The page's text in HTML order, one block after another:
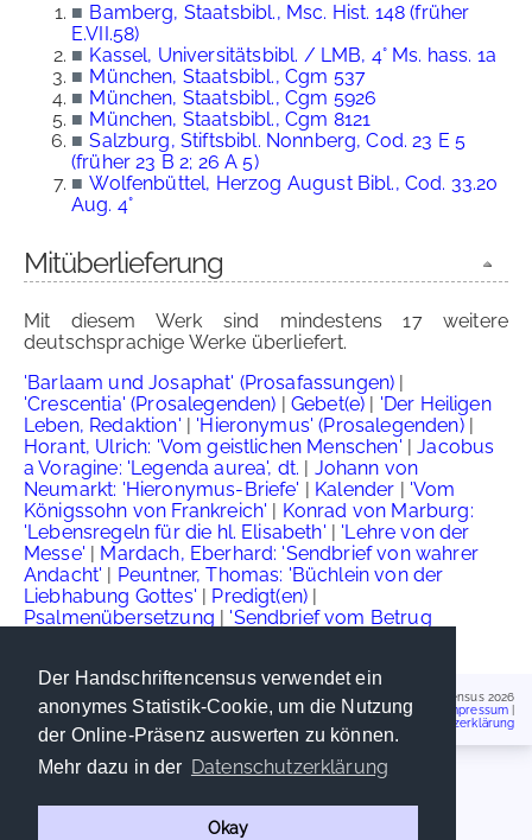
Der Handschriftencensus verwendet ein
anonymes Statistik-Cookie, um die Nutzung
der Online-Präsenz auswerten zu können.
Mehr dazu in der Datenschutzerklärung
Okay
■ Bamberg, Staatsbibl., Msc. Hist. 148 (früher
E.VII.58)
■ Kassel, Universitätsbibl. / LMB, 4° Ms. hass. 1a
■ München, Staatsbibl., Cgm 537
■ München, Staatsbibl., Cgm 5926
■ München, Staatsbibl., Cgm 8121
■ Salzburg, Stiftsbibl. Nonnberg, Cod. 23 E 5
(früher 23 B 2; 26 A 5)
■ Wolfenbüttel, Herzog August Bibl., Cod. 33.20
Aug. 4°
Mitüberlieferung
Mit diesem Werk sind mindestens 17 weitere
deutschsprachige Werke überliefert.
'Barlaam und Josaphat' (Prosafassungen) |
'Crescentia' (Prosalegenden) | Gebet(e) | 'Der Heiligen
Leben, Redaktion' | 'Hieronymus' (Prosalegenden)|
Horant, Ulrich: 'Vom geistlichen Menschen' |Jacobus
a Voragine: 'Legenda aurea', dt. | Johann von
Neumarkt: 'Hieronymus-Briefe' | Kalender | 'Vom
Königssohn von Frankreich' | Konrad von Marburg:
'Lebensregeln für die hl. Elisabeth' | 'Lehre von der
Messe' | Mardach, Eberhard: 'Sendbrief von wahrer
Andacht' | Peuntner, Thomas: 'Büchlein von der
Liebhabung Gottes' | Predigt(en) |
Psalmenübersetzung | 'Sendbrief vom Betrug
Handschriftencensus 2026
Impressum
Datenschutzerklärung